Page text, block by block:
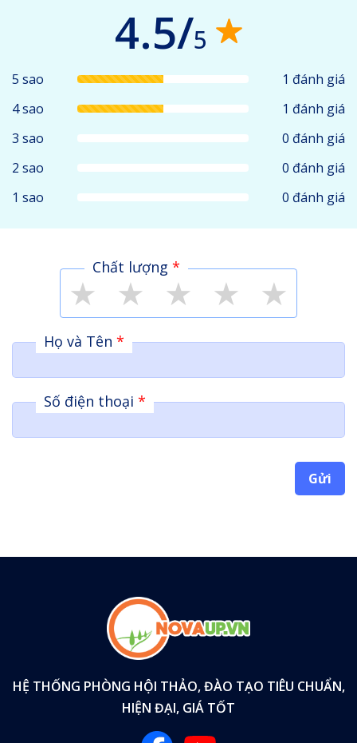
4.5/5
5 sao
1 đánh giá
4 sao
1 đánh giá
3 sao
0 đánh giá
2 sao
0 đánh giá
1 sao
0 đánh giá
★
★
★
★
★
Chất lượng *
Họ và Tên *
Số điện thoại *
Gửi
HỆ THỐNG PHÒNG HỘI THẢO, ĐÀO TẠO TIÊU CHUẨN,
HIỆN ĐẠI, GIÁ TỐT